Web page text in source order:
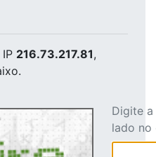
216.73.217.81,
Digite
lado no